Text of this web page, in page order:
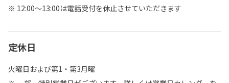
※ 12:00～13:00は電話受付を休止させていただきます
定休日
火曜日および第1・第3月曜